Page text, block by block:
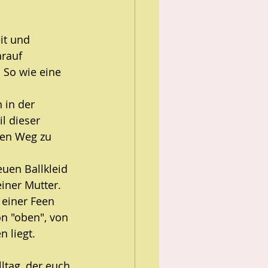
und
wie eine
in der
dieser
Weg zu
Ballkleid
Mutter.
Feen
"oben", von
liegt.